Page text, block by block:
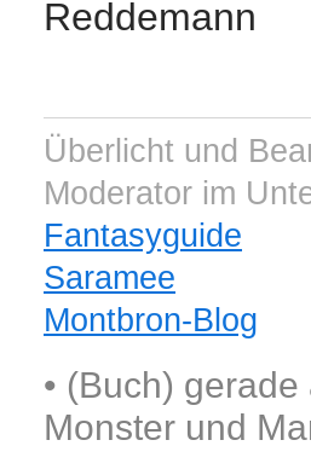
Reddemann
Überlicht und
Moderator im
Fantasyguide
Saramee
Montbron-Blog
• (Buch) gerade
Monster und